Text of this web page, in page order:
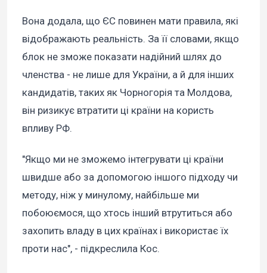
Вона додала, що ЄС повинен мати правила, які
відображають реальність. За її словами, якщо
блок не зможе показати надійний шлях до
членства - не лише для України, а й для інших
кандидатів, таких як Чорногорія та Молдова,
він ризикує втратити ці країни на користь
впливу РФ.
"Якщо ми не зможемо інтегрувати ці країни
швидше або за допомогою іншого підходу чи
методу, ніж у минулому, найбільше ми
побоюємося, що хтось інший втрутиться або
захопить владу в цих країнах і використає їх
проти нас", - підкреслила Кос.